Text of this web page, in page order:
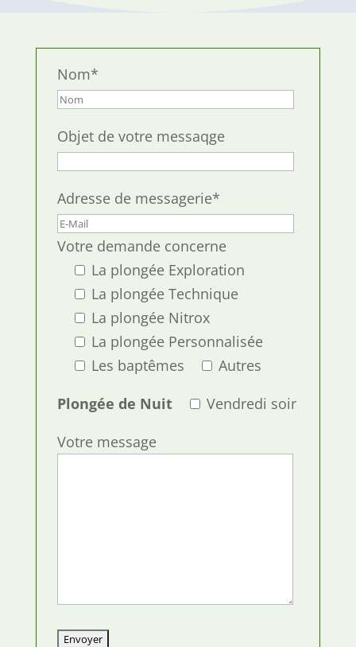
Nom*
Objet de votre messaqge
Adresse de messagerie*
Votre demande concerne
La plongée Exploration
La plongée Technique
La plongée Nitrox
La plongée Personnalisée
Les baptêmes
Autres
Plongée de Nuit
Vendredi soir
Votre message